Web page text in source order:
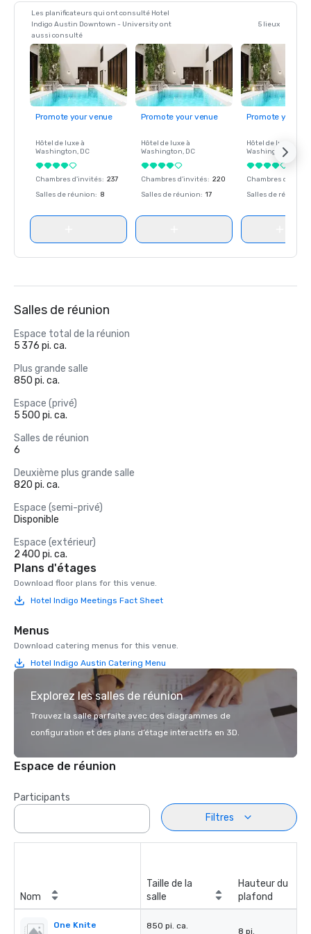
Les planificateurs qui ont consulté Hotel
Indigo Austin Downtown - University ont
aussi consulté
5 lieux
Promote your venue
Hôtel de luxe à
Washington, DC
Chambres d'invités: 237
Salles de réunion: 8
Promote your venue
Hôtel de luxe à
Washington, DC
Chambres d'invités: 220
Salles de réunion: 17
Promote your
Hôtel de luxe à
Washington
Chambres
Salles de réunion
Salles de réunion
Espace total de la réunion
5 376 pi. ca.
Plus grande salle
850 pi. ca.
Espace (privé)
5 500 pi. ca.
Salles de réunion
6
Deuxième plus grande salle
820 pi. ca.
Espace (semi-privé)
Disponible
Espace (extérieur)
2 400 pi. ca.
Plans d'étages
Download floor plans for this venue.
Hotel Indigo Meetings Fact Sheet
Menus
Download catering menus for this venue.
Hotel Indigo Austin Catering Menu
Explorez les salles de réunion
Trouvez la salle parfaite avec des diagrammes de
configuration et des plans d’étage interactifs en 3D.
Espace de réunion
Participants
Filtres
Nom
Taille de la
salle
Hauteur du
plafond
One Knite 850 pi. ca.
8 pi.